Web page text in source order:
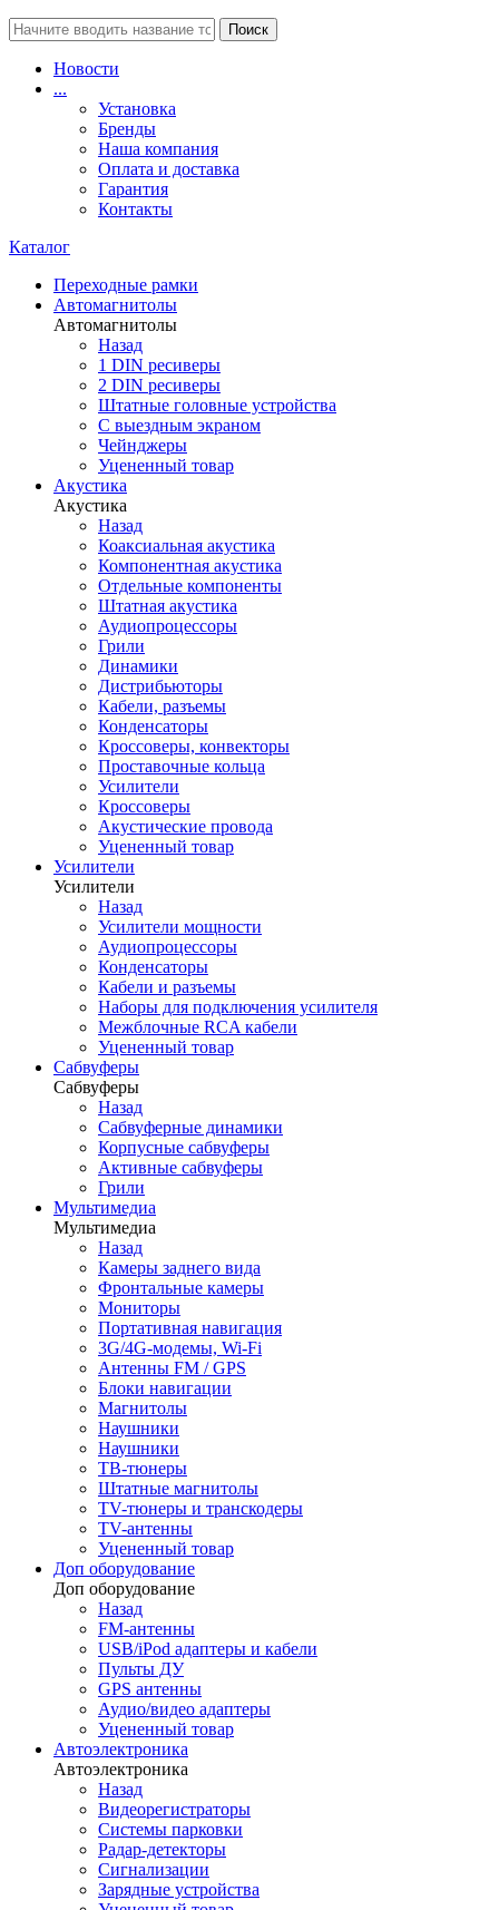
Поиск
Новости
...
Установка
Бренды
Наша компания
Оплата и доставка
Гарантия
Контакты
Каталог
Переходные рамки
Автомагнитолы
Автомагнитолы
Назад
1 DIN ресиверы
2 DIN ресиверы
Штатные головные устройства
С выездным экраном
Чейнджеры
Уцененный товар
Акустика
Акустика
Назад
Коаксиальная акустика
Компонентная акустика
Отдельные компоненты
Штатная акустика
Аудиопроцессоры
Грили
Динамики
Дистрибьюторы
Кабели, разъемы
Конденсаторы
Кроссоверы, конвекторы
Проставочные кольца
Усилители
Кроссоверы
Акустические провода
Уцененный товар
Усилители
Усилители
Назад
Усилители мощности
Аудиопроцессоры
Конденсаторы
Кабели и разъемы
Наборы для подключения усилителя
Межблочные RCA кабели
Уцененный товар
Сабвуферы
Сабвуферы
Назад
Сабвуферные динамики
Корпусные сабвуферы
Активные сабвуферы
Грили
Мультимедиа
Мультимедиа
Назад
Камеры заднего вида
Фронтальные камеры
Мониторы
Портативная навигация
3G/4G-модемы, Wi-Fi
Антенны FM / GPS
Блоки навигации
Магнитолы
Наушники
Наушники
ТВ-тюнеры
Штатные магнитолы
TV-тюнеры и транскодеры
TV-антенны
Уцененный товар
Доп оборудование
Доп оборудование
Назад
FM-антенны
USB/iPod адаптеры и кабели
Пульты ДУ
GPS антенны
Аудио/видео адаптеры
Уцененный товар
Автоэлектроника
Автоэлектроника
Назад
Видеорегистраторы
Системы парковки
Радар-детекторы
Сигнализации
Зарядные устройства